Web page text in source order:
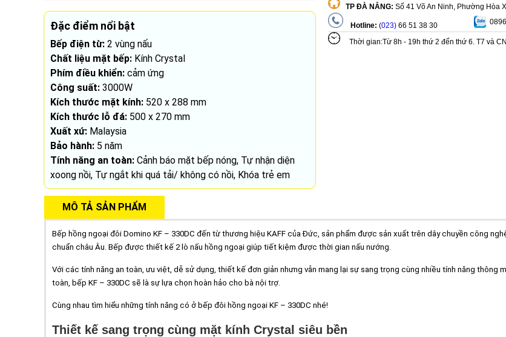
Đặc điểm nổi bật
Bếp điện từ: 2 vùng nấu
Chất liệu mặt bếp: Kính Crystal
Phím điều khiển: cảm ứng
Công suất: 3000W
Kích thước mặt kính: 520 x 288 mm
Kích thước lỗ đá: 500 x 270 mm
Xuất xứ: Malaysia
Bảo hành: 5 năm
Tính năng an toàn: Cảnh báo mặt bếp nóng, Tự nhận diện
xoong nồi, Tự ngắt khi quá tải/ không có nồi, Khóa trẻ em
TP ĐÀ NẴNG: Số 41 Võ An Ninh, Phường Hòa
Hotline: (023) 66 51 38 30
Thời gian:Từ 8h - 19h thứ 2 đến thứ 6. T7 và
MÔ TẢ SẢN PHẨM
Bếp hồng ngoại đôi Domino KF – 330DC đến từ thương hiệu KAFF của Đức, sản phẩm được sản xuất trên dây chuyền công
chuẩn châu Âu. Bếp được thiết kế 2 lò nấu hồng ngoại giúp tiết kiệm được thời gian nấu nướng.
Với các tính năng an toàn, ưu việt, dễ sử dụng, thiết kế đơn giản nhưng vẫn mang lại sự sang trọng cùng nhiều tính năng thông
toàn, bếp KF – 330DC sẽ là sự lựa chọn hoàn hảo cho bà nội trợ.
Cùng nhau tìm hiểu những tính năng có ở bếp đôi hồng ngoại KF – 330DC nhé!
Thiết kế sang trọng cùng mặt kính Crystal siêu bền